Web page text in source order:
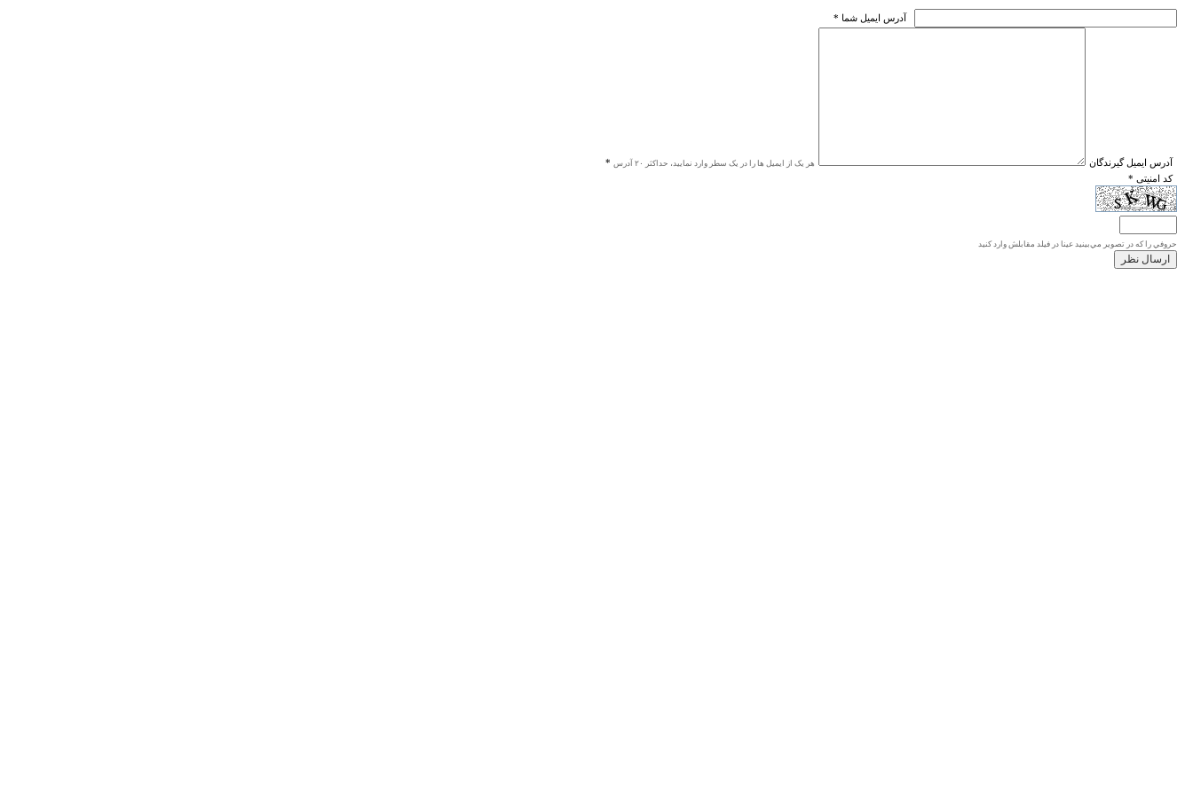
* آدرس ايميل شما
* آدرس ايميل گيرندگان هر یک از ایمیل ها را در یک سطر وارد نمایید، حداکثر ۲۰ آدرس
* کد امنیتی
حروفي را كه در تصوير مي‌بينيد عينا در فيلد مقابلش وارد كنيد